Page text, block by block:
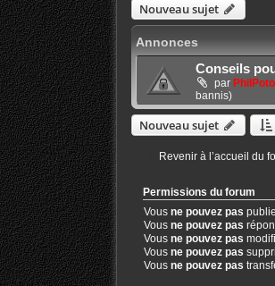
Nouveau sujet
Annonces
Conseils
par
bannis)
Nouveau sujet
Revenir à l’accueil du
Permissions du forum
Vous ne pouvez pas
Vous ne pouvez pas
Vous ne pouvez pas
Vous ne pouvez pas
Vous ne pouvez pas